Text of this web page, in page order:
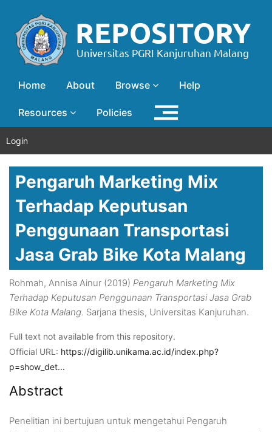
Home About Browse Help
Resources Policies
Login
Pengaruh Marketing Mix
Terhadap Keputusan
Penggunaan Transportasi
Jasa Grab Bike Kota Malang
Rohmah, Annisa Ainur (2019) Pengaruh Marketing Mix
Terhadap Keputusan Penggunaan Transportasi Jasa Grab
Bike Kota Malang. Sarjana thesis, Universitas Kanjuruhan.
Full text not available from this repository.
Official URL: https://digilib.unikama.ac.id/index.php?
p=show_det...
Abstract
Penelitian ini bertujuan untuk mengetahui Pengaruh